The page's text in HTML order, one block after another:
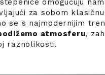
omogućuju
za sobom
se s najmodernijim
atmosferu,
raznolikosti.